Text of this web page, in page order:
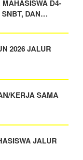
D4-
SNBT, DAN…
2026 JALUR
KERJA SAMA
JALUR